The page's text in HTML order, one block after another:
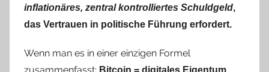
inflationäres, zentral kontrolliertes Schuldgeld,
das Vertrauen in politische Führung erfordert.
Wenn man es in einer einzigen Formel
zusammenfasst: Bitcoin = digitales Eigentum